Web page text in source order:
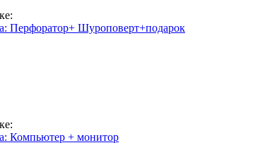
Перфоратор+ Шуроповерт+подарок
Компьютер + монитор